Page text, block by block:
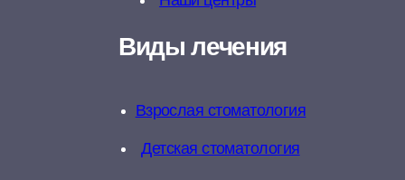
Виды лечения
Взрослая стоматология
Детская стоматология